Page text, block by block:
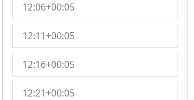
12:06+00:05
12:11+00:05
12:16+00:05
12:21+00:05